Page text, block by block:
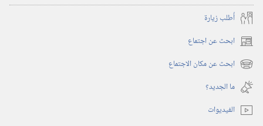
أُطلب زيارة
ابحث عن اجتماع (يفتح
نافذة ابحث عن مكان الاجتماع (يفتح
نافذة
جديدة)
ما الجديد؟‏
الفيديوات